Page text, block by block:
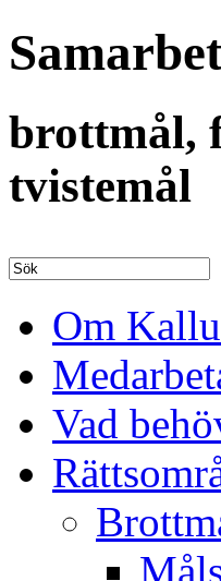
brottmål,
tvistemål
Om
Vad